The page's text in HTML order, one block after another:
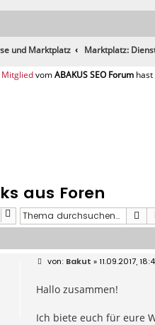
und Marktplatz Marktplatz:
aus Foren
B
t
g
Bakut » 11.09.2017,
Hallo zusammen!
Ich biete euch für eure